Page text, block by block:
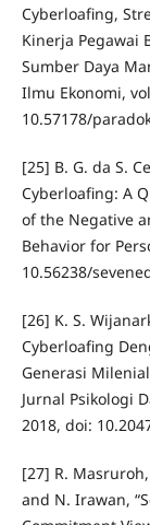
Cyberloafing,
Kinerja Pegawai
Sumber Daya
Ilmu Ekonomi,
10.57178/
[25] B. G. da S.
Cyberloafing: A
of the Negative
Behavior for
10.56238/
[26] K. S.
Cyberloafing
Generasi
Jurnal Psikologi
2018, doi:
[27] R.
and N. Irawan,